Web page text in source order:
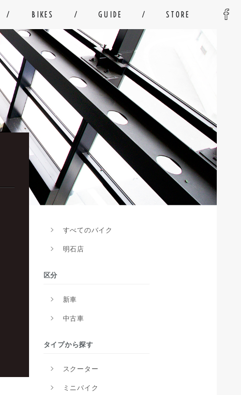
BIKES GUIDE STORE
すべてのバイク
明石店
区分
新車
中古車
タイプから探す
スクーター
ミニバイク